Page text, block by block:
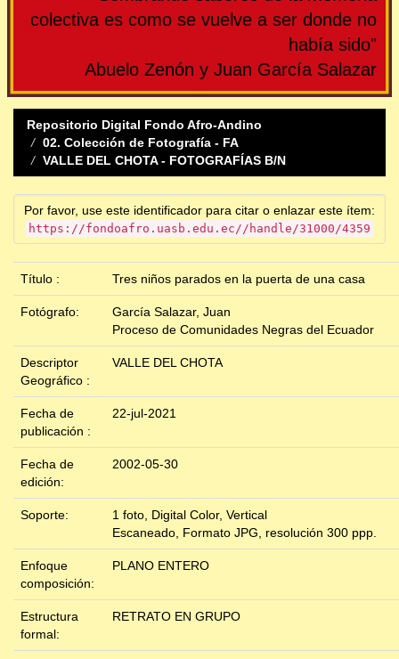
colectiva es como se vuelve a ser donde no
había sido"
Abuelo Zenón y Juan García Salazar
Repositorio Digital Fondo Afro-Andino
02. Colección de Fotografía - FA
VALLE DEL CHOTA - FOTOGRAFÍAS B/N
Por favor, use este identificador para citar o enlazar este ítem:
https://fondoafro.uasb.edu.ec//handle/31000/4359
Título : Tres niños parados en la puerta de una casa
Fotógrafo:
García Salazar, Juan
Proceso de Comunidades Negras del Ecuador
Descriptor
Geográfico :
VALLE DEL CHOTA
Fecha de
publicación :
22-jul-2021
Fecha de
edición:
2002-05-30
Soporte:
1 foto, Digital Color, Vertical
Escaneado, Formato JPG, resolución 300 ppp.
Enfoque
composición:
PLANO ENTERO
Estructura
formal:
RETRATO EN GRUPO